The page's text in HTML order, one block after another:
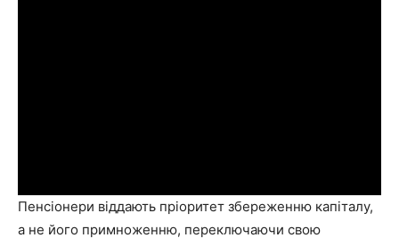
Пенсіонери віддають пріоритет збереженню капіталу,
а не його примноженню, переключаючи свою